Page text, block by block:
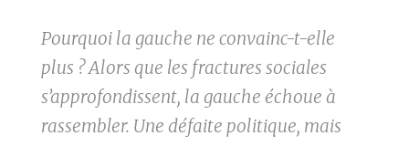
Pourquoi la gauche ne convainc-t-elle
plus ? Alors que les fractures sociales
s’approfondissent, la gauche échoue à
rassembler. Une défaite politique, mais